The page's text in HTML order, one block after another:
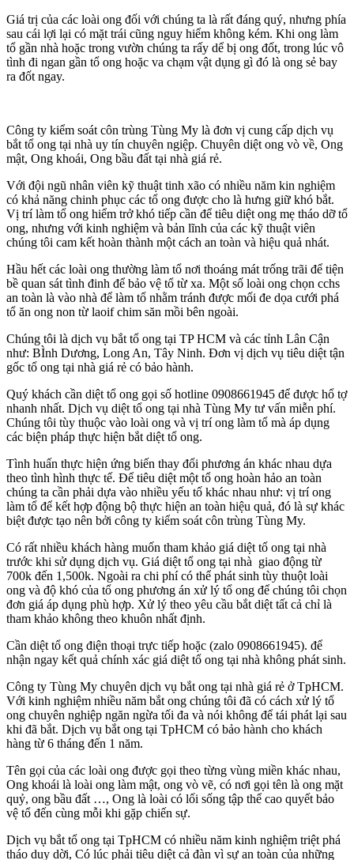
Giá trị của các loài ong đối với chúng ta là rất đáng quý, nhưng phía
sau cái lợi lại có mặt trái cũng nguy hiểm không kém. Khi ong làm
tổ gần nhà hoặc trong vườn chúng ta rấy dể bị ong đốt, trong lúc vô
tình đi ngan gần tổ ong hoặc va chạm vật dụng gì đó là ong sẻ bay
ra đốt ngay.
Công ty kiểm soát côn trùng Tùng My là đơn vị cung cấp dịch vụ
bắt tổ ong tại nhà uy tín chuyên ngiệp. Chuyên diệt ong vò về, Ong
mật, Ong khoái, Ong bầu đất tại nhà giá rẻ.
Với đội ngũ nhân viên kỹ thuật tinh xão có nhiều năm kin nghiệm
có khả năng chinh phục các tổ ong được cho là hưng giữ khó bắt.
Vị trí làm tổ ong hiểm trở khó tiếp cần để tiêu diệt ong mẹ tháo dỡ tổ
ong, nhưng với kinh nghiệm và bản lĩnh của các kỹ thuật viên
chúng tôi cam kết hoàn thành một cách an toàn và hiệu quả nhát.
Hầu hết các loài ong thường làm tổ nơi thoáng mát trống trãi để tiện
bề quan sát tình đinh để bảo vệ tổ từ xa. Một số loài ong chọn cchs
an toàn là vào nhà để làm tổ nhằm tránh được mối đe dọa cưới phá
tổ ăn ong non từ laoif chim săn mồi bên ngoài.
Chúng tôi là dịch vụ bắt tổ ong tại TP HCM và các tỉnh Lân Cận
như: BÌnh Dương, Long An, Tây Ninh. Đơn vị dịch vụ tiêu diệt tận
gốc tổ ong tại nhà giá rẻ có bảo hành.
Quý khách cần diệt tổ ong gọi số hotline 0908661945 để được hổ tợ
nhanh nhất. Dịch vụ diệt tổ ong tại nhà Tùng My tư vấn miễn phí.
Chúng tôi tùy thuộc vào loài ong và vị trí ong làm tổ mà áp dụng
các biện pháp thực hiện bắt diệt tổ ong.
Tình huấn thực hiện ứng biến thay đổi phương án khác nhau dựa
theo tình hình thực tế. Để tiêu diệt một tổ ong hoàn hảo an toàn
chúng ta cần phải dựa vào nhiều yếu tố khác nhau như: vị trí ong
làm tổ để kết hợp động bộ thực hiện an toàn hiệu quả, đó là sự khác
biệt được tạo nên bởi công ty kiểm soát côn trùng Tùng My.
Có rất nhiều khách hàng muốn tham khảo giá diệt tổ ong tại nhà
trước khi sử dụng dịch vụ. Giá diệt tổ ong tại nhà giao động từ
700k đến 1,500k. Ngoài ra chi phí có thể phát sinh tùy thuột loài
ong và độ khó của tổ ong phương án xử lý tổ ong để chúng tôi chọn
đơn giá áp dụng phù hợp. Xử lý theo yêu cầu bắt diệt tất cả chỉ là
tham khảo không theo khuôn nhất định.
Cần diệt tổ ong điện thoại trực tiếp hoặc (zalo 0908661945). để
nhận ngay kết quả chính xác giá diệt tổ ong tại nhà không phát sinh.
Công ty Tùng My chuyên dịch vụ bắt ong tại nhà giá rẻ ở TpHCM.
Với kinh nghiệm nhiều năm bắt ong chúng tôi đã có cách xử lý tổ
ong chuyên nghiệp ngăn ngừa tối đa và nói không để tái phát lại sau
khi đã bắt. Dịch vụ bắt ong tại TpHCM có bảo hành cho khách
hàng từ 6 tháng đến 1 năm.
Tên gọi của các loài ong được gọi theo từng vùng miền khác nhau,
Ong khoái là loài ong làm mật, ong vò vẽ, có nơi gọi tên là ong mặt
quỷ, ong bầu đất …, Ong là loài có lối sống tập thể cao quyết bảo
vệ tổ đến cùng mỗi khi gặp chiến sự.
Dịch vụ bắt tổ ong tại TpHCM có nhiều năm kinh nghiệm triệt phá
tháo duy dời, Có lúc phải tiêu diệt cả đàn vì sự an toàn của những